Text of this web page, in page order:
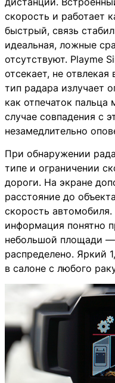
скорость и работает
быстрый, связь
идеальная, ложные
отсутствуют. Playme
отсекает, не
тип радара излучает
как отпечаток
случае совпадения с
незамедлительно
При обнаружении
типе и ограничении
дороги. На экране
расстояние до
скорость
информация понятно
небольшой площади —
распределено. Яркий
в салоне с любого